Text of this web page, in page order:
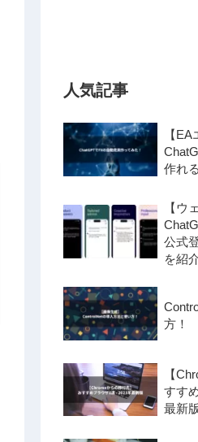
人気記事
【
作れ
【ウ
公式
を紹
方！
【
すす
最新版